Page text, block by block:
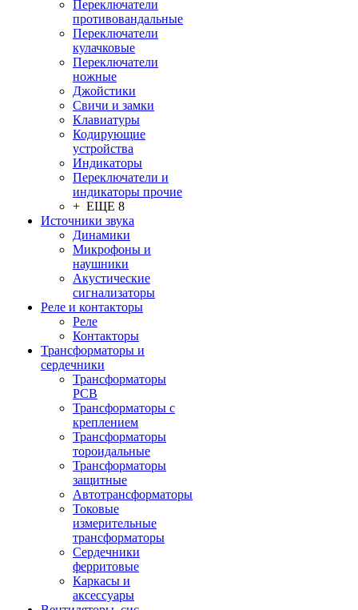
Переключатели
противовандальные
Переключатели
кулачковые
Переключатели
ножные
Джойстики
Свичи и замки
Клавиатуры
Кодирующие
устройства
Индикаторы
Переключатели и
индикаторы прочие
+ ЕЩЕ 8
Источники звука
Динамики
Микрофоны и
наушники
Акустические
сигнализаторы
Реле и контакторы
Реле
Контакторы
Трансформаторы и
сердечники
Трансформаторы
PCB
Трансформаторы с
креплением
Трансформаторы
тороидальные
Трансформаторы
защитные
Автотрансформаторы
Токовые
измерительные
трансформаторы
Сердечники
ферритовые
Каркасы и
аксессуары